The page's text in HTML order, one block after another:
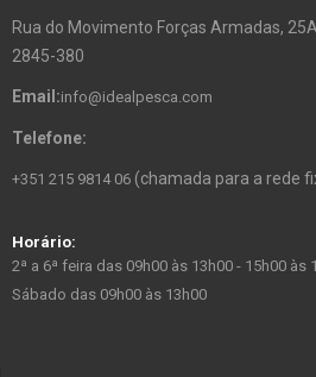
Rua do Movimento Forças Armadas,
2845-380
Email:info@idealpesca.com
Telefone:
+351 215 9814 06 (chamada para a rede
Horário:
2ª a 6ª feira das 09h00 às 13h00 - 15h00 às
Sábado das 09h00 às 13h00